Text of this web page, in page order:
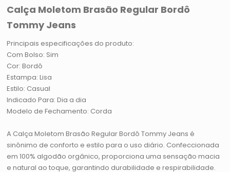
Calça Moletom Brasão Regular Bordô
Tommy Jeans
Principais especificações do produto:
Com Bolso: Sim
Cor: Bordô
Estampa: Lisa
Estilo: Casual
Indicado Para: Dia a dia
Modelo de Fechamento: Corda
A Calça Moletom Brasão Regular Bordô Tommy Jeans é
sinônimo de conforto e estilo para o uso diário. Confeccionada
em 100% algodão orgânico, proporciona uma sensação macia
e natural ao toque, garantindo durabilidade e respirabilidade.